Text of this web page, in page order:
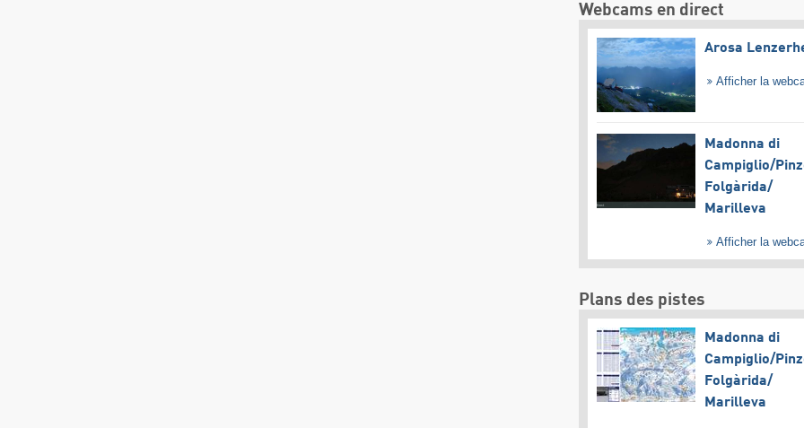
Webcams en direct
Arosa
Afficher la
Madonna di
Campiglio/​
Folgàrida/​
Marilleva
Afficher la
Plans des pistes
Madonna di
Campiglio/​
Folgàrida/​
Marilleva